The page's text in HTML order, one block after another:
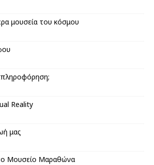
μουσεία του κόσμου
Reality
μας
Μουσείο Μαραθώνα